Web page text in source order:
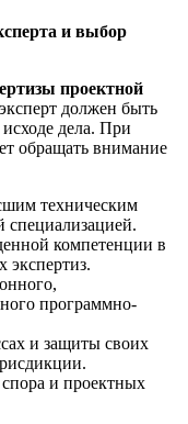
и выбор
проектной
должен быть
дела. При
обращать внимание
техническим
специализацией.
компетенции в
экспертиз.
программно-
и защиты своих
и проектных